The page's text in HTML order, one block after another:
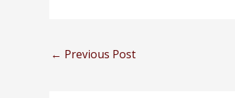
← Previous Post